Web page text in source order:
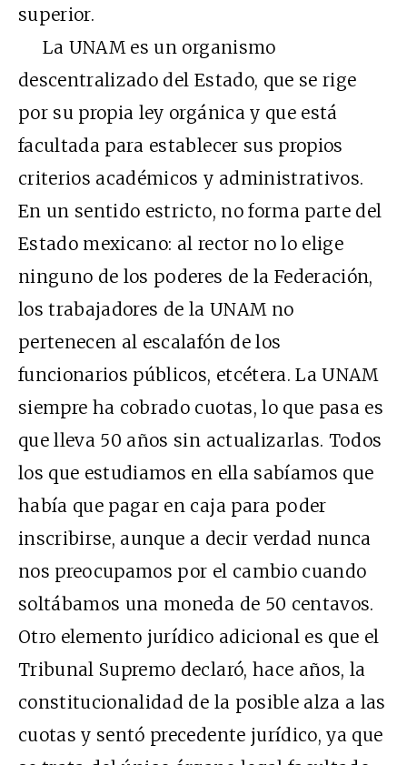
superior.
La UNAM es un organismo
descentralizado del Estado, que se rige
por su propia ley orgánica y que está
facultada para establecer sus propios
criterios académicos y administrativos.
En un sentido estricto, no forma parte del
Estado mexicano: al rector no lo elige
ninguno de los poderes de la Federación,
los trabajadores de la UNAM no
pertenecen al escalafón de los
funcionarios públicos, etcétera. La UNAM
siempre ha cobrado cuotas, lo que pasa es
que lleva 50 años sin actualizarlas. Todos
los que estudiamos en ella sabíamos que
había que pagar en caja para poder
inscribirse, aunque a decir verdad nunca
nos preocupamos por el cambio cuando
soltábamos una moneda de 50 centavos.
Otro elemento jurídico adicional es que el
Tribunal Supremo declaró, hace años, la
constitucionalidad de la posible alza a las
cuotas y sentó precedente jurídico, ya que